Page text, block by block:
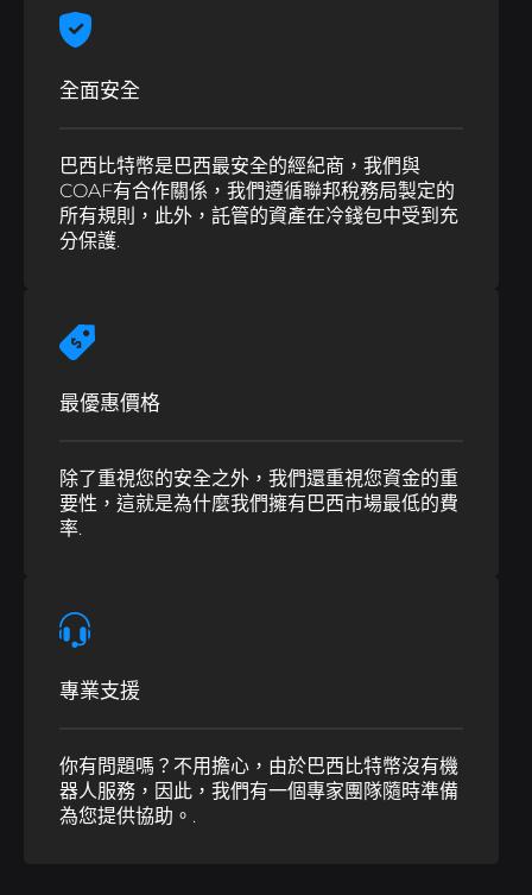
全面安全
巴西比特幣是巴西最安全的經紀商，我們與
COAF有合作關係，我們遵循聯邦稅務局製定的
所有規則，此外，託管的資產在冷錢包中受到充
分保護.
最優惠價格
除了重視您的安全之外，我們還重視您資金的重
要性，這就是為什麼我們擁有巴西市場最低的費
率.
專業支援
你有問題嗎？不用擔心，由於巴西比特幣沒有機
器人服務，因此，我們有一個專家團隊隨時準備
為您提供協助。.